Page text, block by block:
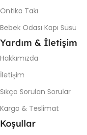
Ontika Takı
Bebek Odası Kapı Süsü
Yardım & İletişim
Hakkımızda
İletişim
Sıkça Sorulan Sorular
Kargo & Teslimat
Koşullar